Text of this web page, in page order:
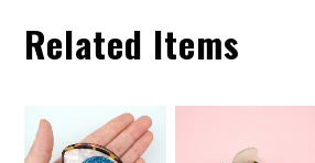
Related Items